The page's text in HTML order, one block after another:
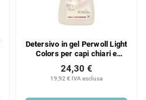
Detersivo in gel Perwoll Light
Colors per capi chiari e
19,92 € IVA esclusa
24,30 €